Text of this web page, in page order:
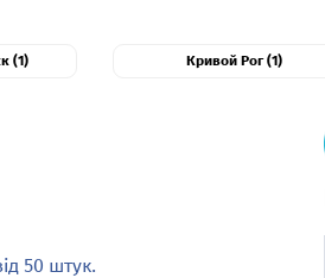
(1) Кривой Рог (1)
50 штук.